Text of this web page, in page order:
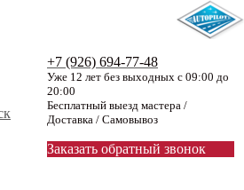
+7 (926) 694-77-48
Уже 12 лет без выходных с 09:00 до
20:00
Бесплатный выезд мастера /
Доставка / Самовывоз
Заказать обратный звонок